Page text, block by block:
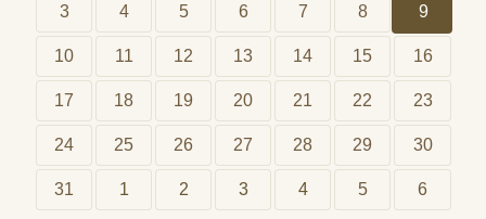
3 4 5 6 7 8 9
10 11 12 13 14 15 16
17 18 19 20 21 22 23
24 25 26 27 28 29 30
31 1 2 3 4 5 6